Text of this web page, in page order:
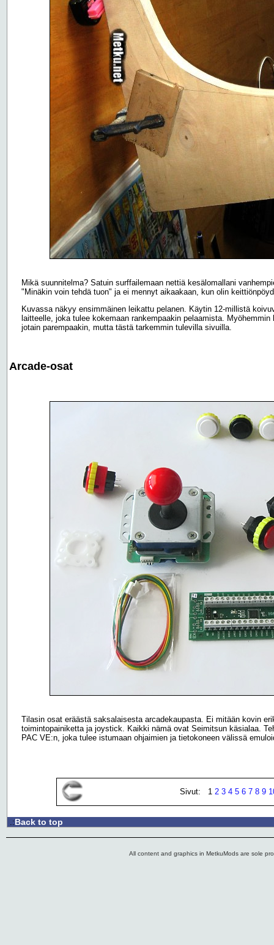
Mikä suunnitelma? Satuin surffailemaan nettiä kesälomallani
"Minäkin voin tehdä tuon" ja ei mennyt aikaakaan, kun olin
Kuvassa näkyy ensimmäinen leikattu pelanen. Käytin 12-millistä
laitteelle, joka tulee kokemaan rankempaakin pelaamista.
jotain parempaakin, mutta tästä tarkemmin tulevilla sivuilla.
Arcade-osat
Tilasin osat eräästä saksalaisesta arcadekaupasta. Ei mitään kovin
toimintopainiketta ja joystick. Kaikki nämä ovat Seimitsun käsialaa.
PAC VE:n, joka tulee istumaan ohjaimien ja tietokoneen välissä
Sivut: 1 2 3 4 5 6 7 8 9
.:Back to top
All content and graphics in MetkuMods are sole